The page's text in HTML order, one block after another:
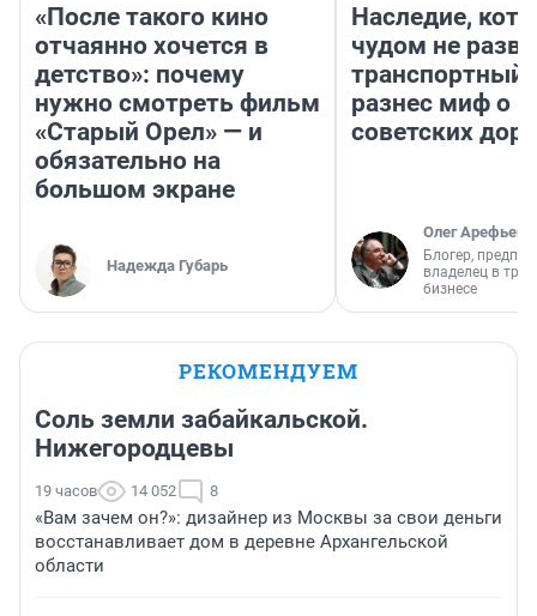
«После такого кино
отчаянно хочется в
детство»: почему
нужно смотреть фильм
«Старый Орел» — и
обязательно на
большом экране
Надежда Губарь
Наследие,
чудом не
транспортный
разнес миф о
советских
Олег Арефьев
Блогер,
владелец в
бизнесе
РЕКОМЕНДУЕМ
Соль земли забайкальской.
Нижегородцевы
19 часов 14 052 8
«Вам зачем он?»: дизайнер из Москвы за свои деньги
восстанавливает дом в деревне Архангельской
области